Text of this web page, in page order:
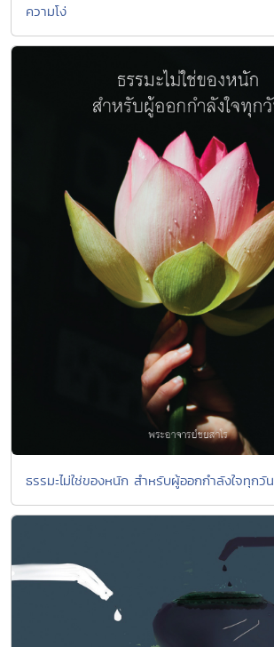
ความโง่
ธรรมะไม่ใช่ของหนัก สำหรับผู้ออกกำลังใจทุกวัน